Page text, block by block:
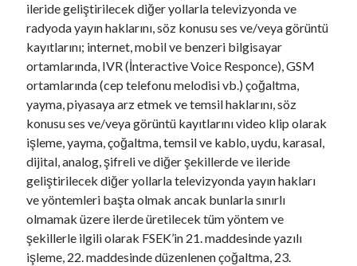
ileride geliştirilecek diğer yollarla televizyonda ve
radyoda yayın haklarını, söz konusu ses ve/veya görüntü
kayıtlarını; internet, mobil ve benzeri bilgisayar
ortamlarında, IVR (İnteractive Voice Responce), GSM
ortamlarında (cep telefonu melodisi vb.) çoğaltma,
yayma, piyasaya arz etmek ve temsil haklarını, söz
konusu ses ve/veya görüntü kayıtlarını video klip olarak
işleme, yayma, çoğaltma, temsil ve kablo, uydu, karasal,
dijital, analog, şifreli ve diğer şekillerde ve ileride
geliştirilecek diğer yollarla televizyonda yayın hakları
ve yöntemleri başta olmak ancak bunlarla sınırlı
olmamak üzere ilerde üretilecek tüm yöntem ve
şekillerle ilgili olarak FSEK’in 21. maddesinde yazılı
işleme, 22. maddesinde düzenlenen çoğaltma, 23.